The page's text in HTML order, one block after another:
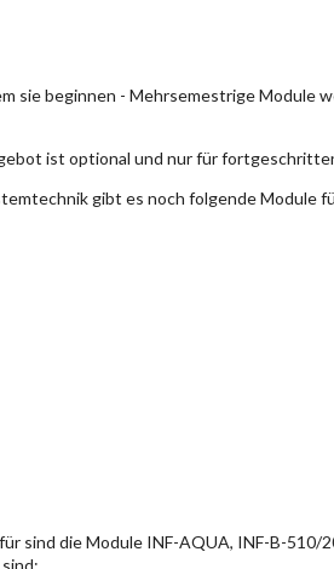
sie beginnen - Mehrsemestrige Module
ist optional und nur für
gibt es noch folgende Module
sind die Module INF-AQUA, INF-B-510/